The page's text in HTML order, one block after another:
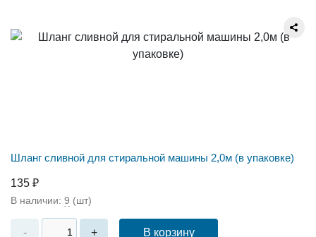
Шланг сливной для стиральной машины 2,0м (в упаковке)
135 ₽
В наличии: 9 (шт)
- + В корзину